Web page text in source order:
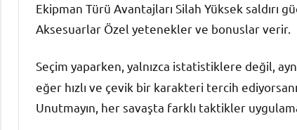
Ekipman Türü Avantajları Silah Yüksek saldırı
Aksesuarlar Özel yetenekler ve bonuslar verir.
Seçim yaparken, yalnızca istatistiklere değil,
eğer hızlı ve çevik bir karakteri tercih
Unutmayın, her savaşta farklı taktikler